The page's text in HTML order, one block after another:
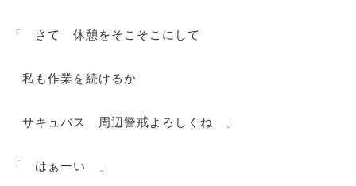
「 さて 休憩をそこそこにして
私も作業を続けるか
サキュバス 周辺警戒よろしくね 」
「 はぁーい 」